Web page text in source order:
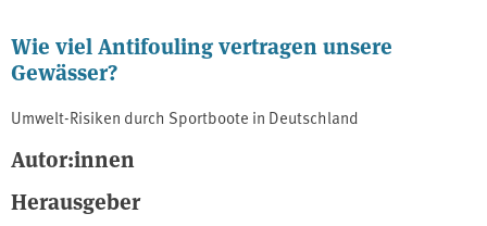
Wie viel Antifouling vertragen unsere
Gewässer?
Umwelt-Risiken durch Sportboote in Deutschland
Autor:innen
Herausgeber